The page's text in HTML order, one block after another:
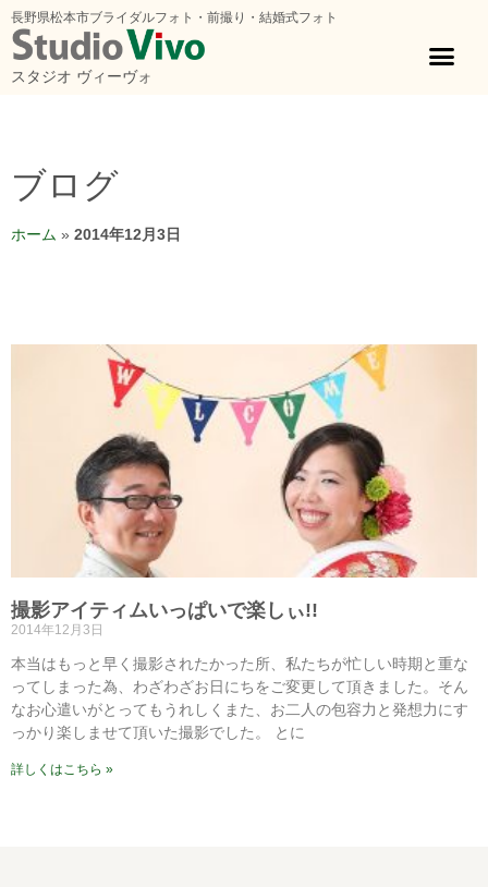
長野県松本市ブライダルフォト・前撮り・結婚式フォト
スタジオ ヴィーヴォ
ブログ
ホーム » 2014年12月3日
撮影アイティムいっぱいで楽しぃ!!
2014年12月3日
本当はもっと早く撮影されたかった所、私たちが忙しい時期と重な
ってしまった為、わざわざお日にちをご変更して頂きました。そん
なお心遣いがとってもうれしくまた、お二人の包容力と発想力にす
っかり楽しませて頂いた撮影でした。 とに
詳しくはこちら »